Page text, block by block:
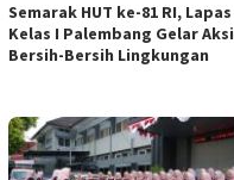
Semarak HUT ke-81 RI, Lapas
Kelas I Palembang Gelar Aksi
Bersih-Bersih Lingkungan